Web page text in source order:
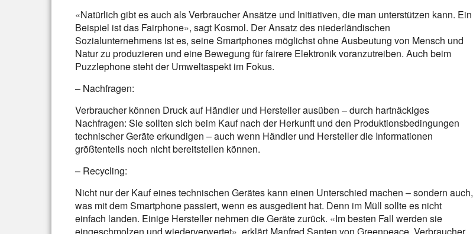
«Natürlich gibt es auch als Verbraucher Ansätze und Initiativen, die man unterstützen kann. Ein
Beispiel ist das Fairphone», sagt Kosmol. Der Ansatz des niederländischen
Sozialunternehmens ist es, seine Smartphones möglichst ohne Ausbeutung von Mensch und
Natur zu produzieren und eine Bewegung für fairere Elektronik voranzutreiben. Auch beim
Puzzlephone steht der Umweltaspekt im Fokus.
– Nachfragen:
Verbraucher können Druck auf Händler und Hersteller ausüben – durch hartnäckiges
Nachfragen: Sie sollten sich beim Kauf nach der Herkunft und den Produktionsbedingungen
technischer Geräte erkundigen – auch wenn Händler und Hersteller die Informationen
größtenteils noch nicht bereitstellen können.
– Recycling:
Nicht nur der Kauf eines technischen Gerätes kann einen Unterschied machen – sondern auch,
was mit dem Smartphone passiert, wenn es ausgedient hat. Denn im Müll sollte es nicht
einfach landen. Einige Hersteller nehmen die Geräte zurück. «Im besten Fall werden sie